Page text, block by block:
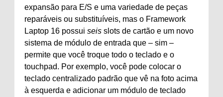
expansão para E/S e uma variedade de peças
reparáveis ​​ou substituíveis, mas o Framework
Laptop 16 possui seis slots de cartão e um novo
sistema de módulo de entrada que – sim –
permite que você troque todo o teclado e o
touchpad. Por exemplo, você pode colocar o
teclado centralizado padrão que vê na foto acima
à esquerda e adicionar um módulo de teclado